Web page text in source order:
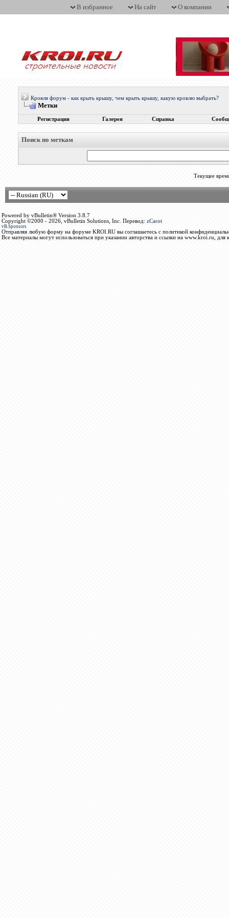
В избранное На сайт О компании
Кровля форум - как крыть крышу, чем крыть крышу, какую кровлю выбрать?
Метки
Регистрация Галерея Справка
Поиск по меткам
Текущее
Powered by vBulletin® Version 3.8.7
Copyright ©2000 - 2026, vBulletin Solutions, Inc. Перевод: zCarot
vB.Sponsors
Отправляя любую форму на форуме KROI.RU вы соглашаетесь с политикой
Все материалы могут использоваться при указании авторства и ссылки на www.kroi.ru, для